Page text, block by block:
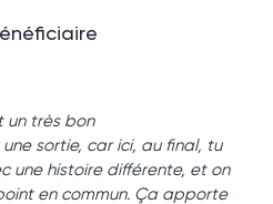
un très bon
sortie, car ici, au final, tu
une histoire différente, et on
en commun. Ça apporte